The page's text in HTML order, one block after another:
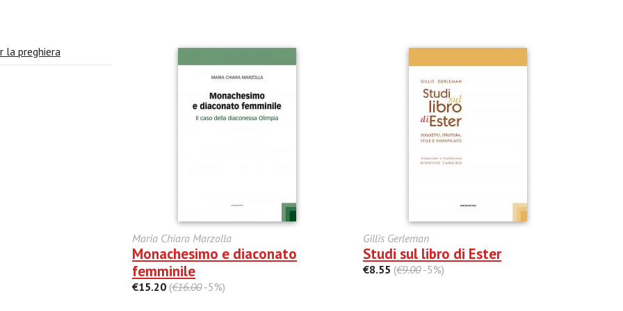
la preghiera
Maria Chiara Marzolla
Monachesimo e diaconato
femminile
€15.20 (€16.00-5%)
Gillis Gerleman
Studi sul libro di Ester
€8.55 (€9.00-5%)